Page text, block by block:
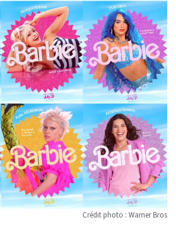
Crédit photo : Warner Bros